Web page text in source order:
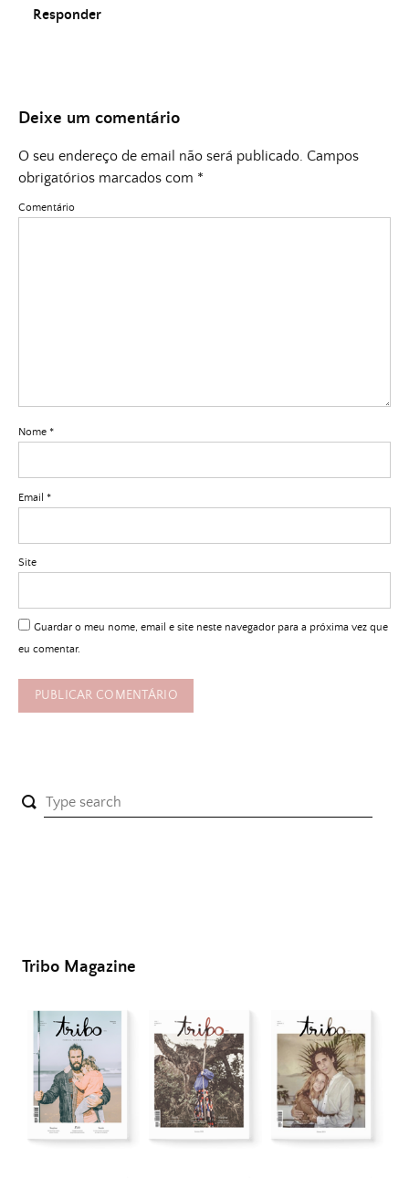
Responder
Deixe um comentário
O seu endereço de email não será publicado. Campos
obrigatórios marcados com *
Comentário
Nome *
Email *
Site
Guardar o meu nome, email e site neste navegador para a próxima vez que
eu comentar.
Tribo Magazine